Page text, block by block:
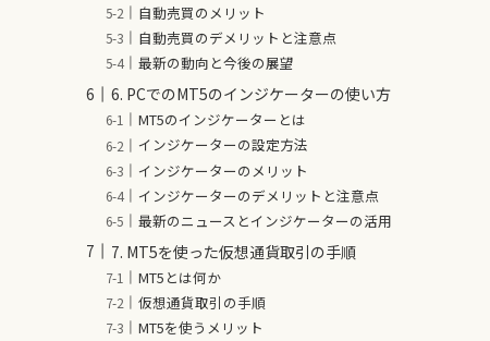
自動売買のメリット
自動売買のデメリットと注意点
最新の動向と今後の展望
6. PCでのMT5のインジケーターの使い方
MT5のインジケーターとは
インジケーターの設定方法
インジケーターのメリット
インジケーターのデメリットと注意点
最新のニュースとインジケーターの活用
7. MT5を使った仮想通貨取引の手順
MT5とは何か
仮想通貨取引の手順
MT5を使うメリット